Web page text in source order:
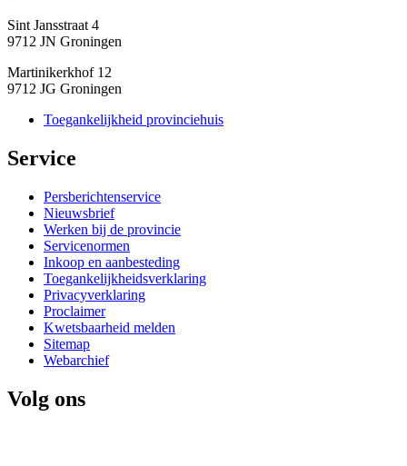
Sint Jansstraat 4
9712 JN Groningen
Martinikerkhof 12
9712 JG Groningen
Toegankelijkheid provinciehuis
Service
Persberichtenservice
Nieuwsbrief
Werken bij de provincie
Servicenormen
Inkoop en aanbesteding
Toegankelijkheidsverklaring
Privacyverklaring
Proclaimer
Kwetsbaarheid melden
Sitemap
Webarchief
Volg ons